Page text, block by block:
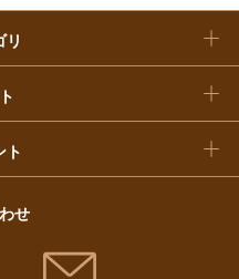
リ
ト
せ